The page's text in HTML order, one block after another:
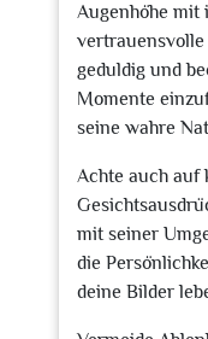
Augenhöhe mit
vertrauensvolle
geduldig und
Momente
seine wahre
Achte auch auf
mit seiner
die
deine Bilder